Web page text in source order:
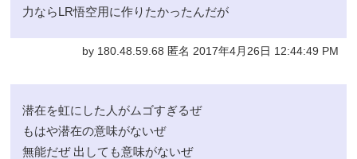
力ならLR悟空用に作りたかったんだが
by 180.48.59.68 匿名 2017年4月26日 12:44:49 PM
潜在を虹にした人がムゴすぎるぜ
もはや潜在の意味がないぜ
無能だぜ 出しても意味がないぜ